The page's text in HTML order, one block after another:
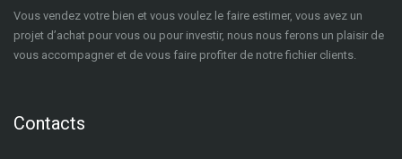
Vous vendez votre bien et vous voulez le faire estimer, vous avez un
projet d’achat pour vous ou pour investir, nous nous ferons un plaisir de
vous accompagner et de vous faire profiter de notre fichier clients.
Contacts